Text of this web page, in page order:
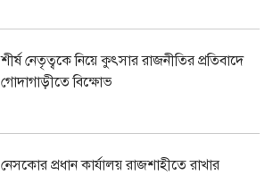
শীর্ষ নেতৃত্বকে নিয়ে কুৎসার রাজনীতির প্রতিবাদে
গোদাগাড়ীতে বিক্ষোভ
নেসকোর প্রধান কার্যালয় রাজশাহীতে রাখার